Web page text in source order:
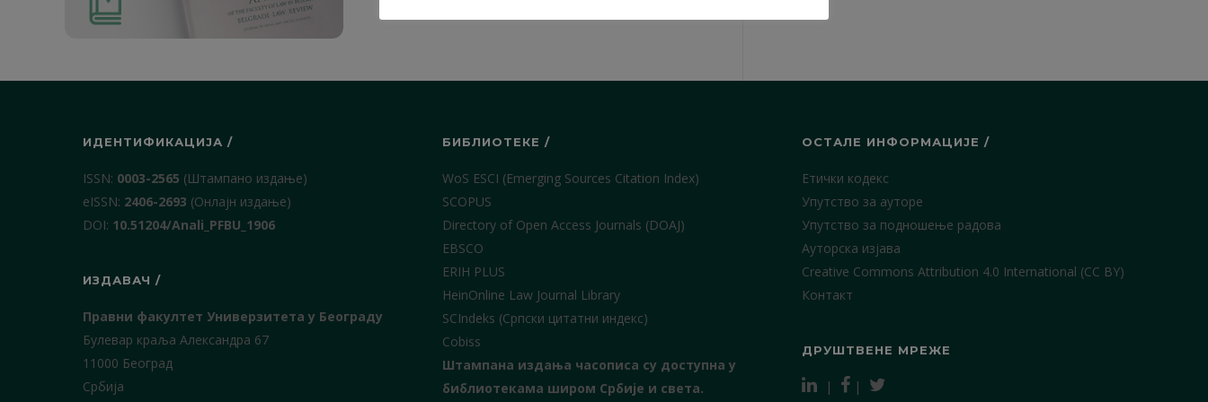
ИДЕНТИФИКАЦИЈА /
ISSN: 0003-2565 (Штампано издање)
еISSN: 2406-2693 (Онлајн издање)
DOI: 10.51204/Anali_PFBU_1906
ИЗДАВАЧ /
Правни факултет Универзитета у Београду
Булевар краља Александра 67
11000 Београд
Србија
БИБЛИОТЕКЕ /
WoS ESCI (Emerging Sources Citation Index)
SCOPUS
Directory of Open Access Journals (DOAJ)
EBSCO
ERIH PLUS
HeinOnline Law Journal Library
SCIndeks (Српски цитатни индекс)
Cobiss
Штампана издања часописа су доступна у
библиотекама широм Србије и света.
ОСТАЛЕ ИНФОРМАЦИЈЕ /
Етички кодекс
Упутство за ауторе
Упутство за подношење радова
Ауторска изјава
Creative Commons Attribution 4.0 International (CC BY)
Контакт
ДРУШТВЕНЕ МРЕЖЕ
| |